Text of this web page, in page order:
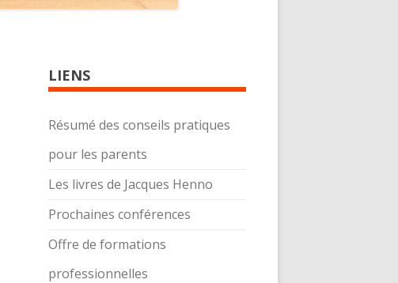
LIENS
Résumé des conseils pratiques
pour les parents
Les livres de Jacques Henno
Prochaines conférences
Offre de formations
professionnelles